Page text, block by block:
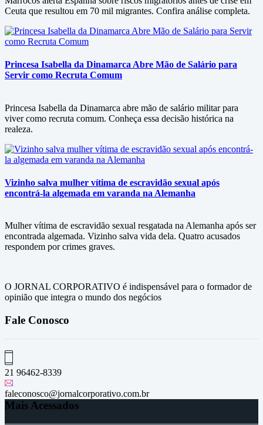
Ceuta que resultou em 70 mil migrantes. Confira análise completa.
Princesa Isabella da Dinamarca Abre Mão de Salário para
Servir como Recruta Comum
Princesa Isabella da Dinamarca abre mão de salário militar para
viver como recruta comum. Conheça essa decisão histórica na
realeza.
Vizinho salva mulher vítima de escravidão sexual após
encontrá-la algemada em varanda na Alemanha
Mulher vítima de escravidão sexual resgatada na Alemanha após ser
encontrada algemada. Vizinho salva vida dela. Quatro acusados
respondem por crimes graves.
O JORNAL CORPORATIVO é indispensável para o formador de
opinião que integra o mundo dos negócios
Fale Conosco
21 96462-8339
faleconosco@jornalcorporativo.com.br
Mais Acessados